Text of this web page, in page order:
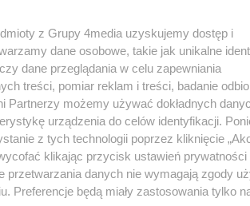
/ 70
historyczna dla zwiedzających
z Grupy 4media uzyskujemy dostęp i
dane osobowe, takie jak unikalne
dane przeglądania w celu zapewniania
treści, pomiar reklam i treści, badanie
Partnerzy możemy używać dokładnych
urządzenia do celów identyfikacji.
z tych technologii poprzez kliknięcie
klikając przycisk ustawień prywatności
przetwarzania danych nie wymagają zgody
Preferencje będą miały zastosowania tylko